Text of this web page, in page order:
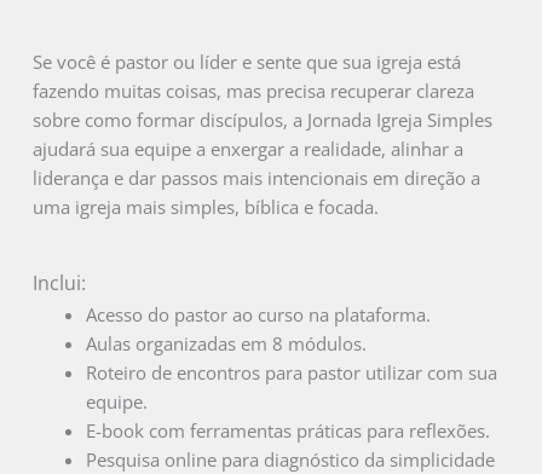
Se você é pastor ou líder e sente que sua igreja está
fazendo muitas coisas, mas precisa recuperar clareza
sobre como formar discípulos, a Jornada Igreja Simples
ajudará sua equipe a enxergar a realidade, alinhar a
liderança e dar passos mais intencionais em direção a
uma igreja mais simples, bíblica e focada.
Inclui:
Acesso do pastor ao curso na plataforma.
Aulas organizadas em 8 módulos.
Roteiro de encontros para pastor utilizar com sua
equipe.
E-book com ferramentas práticas para reflexões.
Pesquisa online para diagnóstico da simplicidade